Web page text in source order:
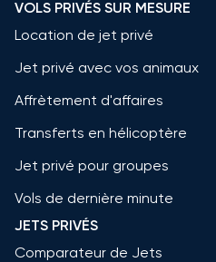
VOLS PRIVÉS SUR MESURE
Location de jet privé
Jet privé avec vos animaux
Affrètement d'affaires
Transferts en hélicoptère
Jet privé pour groupes
Vols de dernière minute
JETS PRIVÉS
Comparateur de Jets